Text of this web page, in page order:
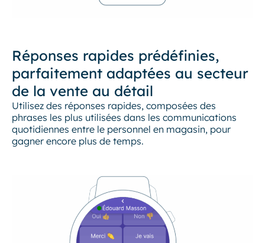
Réponses rapides prédéfinies,
parfaitement adaptées au secteur
de la vente au détail
Utilisez des réponses rapides, composées des
phrases les plus utilisées dans les communications
quotidiennes entre le personnel en magasin, pour
gagner encore plus de temps.